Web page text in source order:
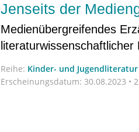
Jenseits der
Medienübergreifendes
literaturwissenschaftlicher
Reihe: Kinder- und
Erscheinungsdatum: 30.08.2023 •